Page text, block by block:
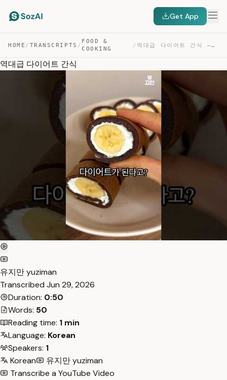
Get App
HOME / TRANSCRIPTS /
FOOD &
COOKING
/ 역대급 다이어트 간식 — TRANSCRIPT
역대급 다이어트 간식
유지만 yuziman
Transcribed Jun 29, 2026
Duration: 0:50
Words: 50
Reading time: 1 min
Language: Korean
Speakers: 1
Korean
유지만 yuziman
Transcribe a YouTube Video